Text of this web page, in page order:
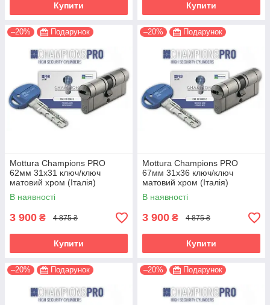
Купити Купити
–20% Подарунок
Mottura Champions PRO
62мм 31х31 ключ/ключ
матовий хром (Італія)
В наявності
3 900 ₴ 4 875 ₴
Купити
–20% Подарунок
Mottura Champions PRO
67мм 31х36 ключ/ключ
матовий хром (Італія)
В наявності
3 900 ₴ 4 875 ₴
Купити
–20% Подарунок –20% Подарунок